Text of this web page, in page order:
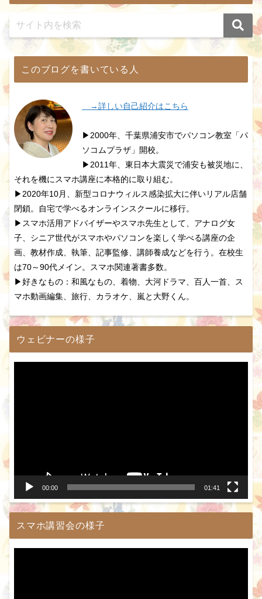
このブログを書いている人
→詳しい自己紹介はこちら
▶2000年、千葉県浦安市でパソコン教室「パ
ソコムプラザ」開校。
▶2011年、東日本大震災で浦安も被災地に、
それを機にスマホ講座に本格的に取り組む。
▶2020年10月、新型コロナウィルス感染拡大に伴いリアル店舗
閉鎖。自宅で学べるオンラインスクールに移行。
▶スマホ活用アドバイザーやスマホ先生として、アナログ女
子、シニア世代がスマホやパソコンを楽しく学べる講座の企
画、教材作成、執筆、記事監修、講師養成などを行う。在校生
は70～90代メイン。スマホ関連著書多数。
▶好きなもの：和風なもの、着物、大河ドラマ、百人一首、ス
マホ動画編集、旅行、カラオケ、嵐と大野くん。
ウェビナーの様子
00:00 01:41
スマホ講習会の様子